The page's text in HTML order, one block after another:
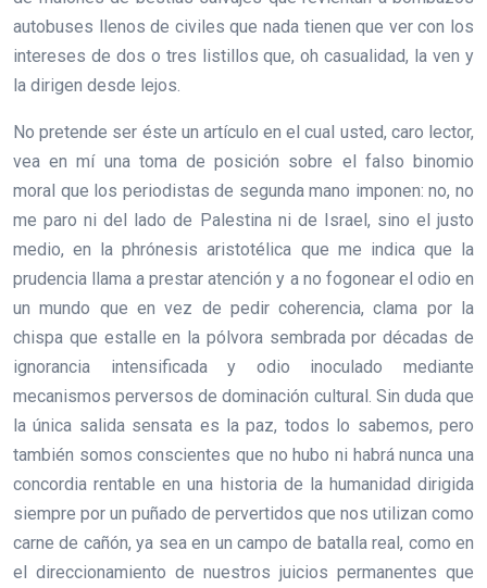
autobuses llenos de civiles que nada tienen que ver con los
intereses de dos o tres listillos que, oh casualidad, la ven y
la dirigen desde lejos.
No pretende ser éste un artículo en el cual usted, caro lector,
vea en mí una toma de posición sobre el falso binomio
moral que los periodistas de segunda mano imponen: no, no
me paro ni del lado de Palestina ni de Israel, sino el justo
medio, en la phrónesis aristotélica que me indica que la
prudencia llama a prestar atención y a no fogonear el odio en
un mundo que en vez de pedir coherencia, clama por la
chispa que estalle en la pólvora sembrada por décadas de
ignorancia intensificada y odio inoculado mediante
mecanismos perversos de dominación cultural. Sin duda que
la única salida sensata es la paz, todos lo sabemos, pero
también somos conscientes que no hubo ni habrá nunca una
concordia rentable en una historia de la humanidad dirigida
siempre por un puñado de pervertidos que nos utilizan como
carne de cañón, ya sea en un campo de batalla real, como en
el direccionamiento de nuestros juicios permanentes que